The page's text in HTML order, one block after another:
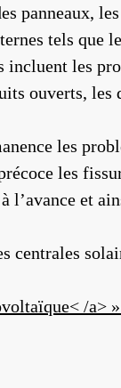
panneaux,
tels que
incluent les
ouverts, les
les
les
l’avance et
centrales
/a>